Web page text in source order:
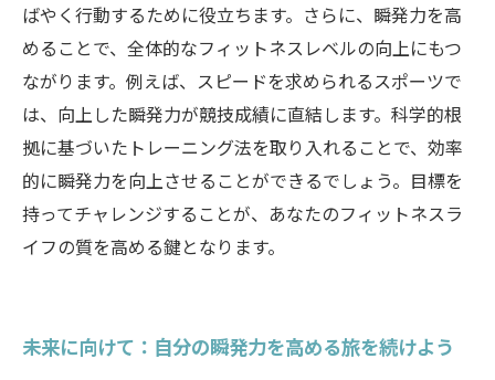
ばやく行動するために役立ちます。さらに、瞬発力を高
めることで、全体的なフィットネスレベルの向上にもつ
ながります。例えば、スピードを求められるスポーツで
は、向上した瞬発力が競技成績に直結します。科学的根
拠に基づいたトレーニング法を取り入れることで、効率
的に瞬発力を向上させることができるでしょう。目標を
持ってチャレンジすることが、あなたのフィットネスラ
イフの質を高める鍵となります。
未来に向けて：自分の瞬発力を高める旅を続けよう